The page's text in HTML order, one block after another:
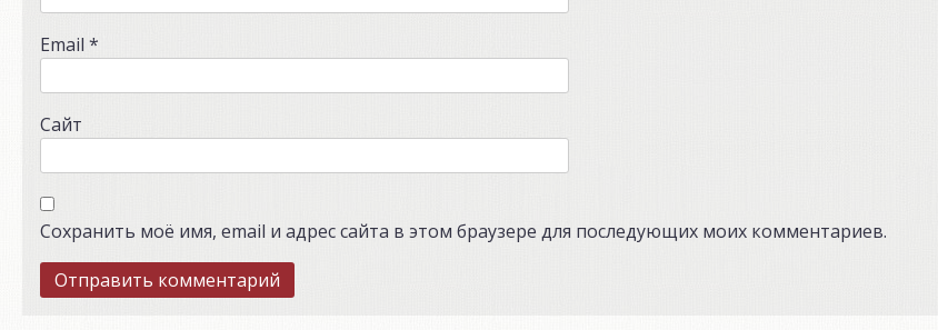
Email *
Сайт
Сохранить моё имя, email и адрес сайта в этом браузере для последующих моих комментариев.